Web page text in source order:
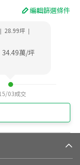
編輯篩選條件
| 28.99坪 |
34.49萬/坪
03成交